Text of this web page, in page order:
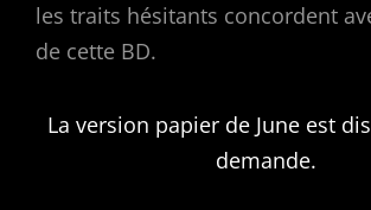
les traits hésitants concordent
de cette BD.
La version papier de June est
demande.